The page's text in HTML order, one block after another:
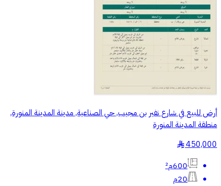
أرض للبيع في شارع نفير بن مجيب, حي الصناعية, مدينة المدينة المنورة,
منطقة المدينة المنورة
450,000
§
600م²
20م